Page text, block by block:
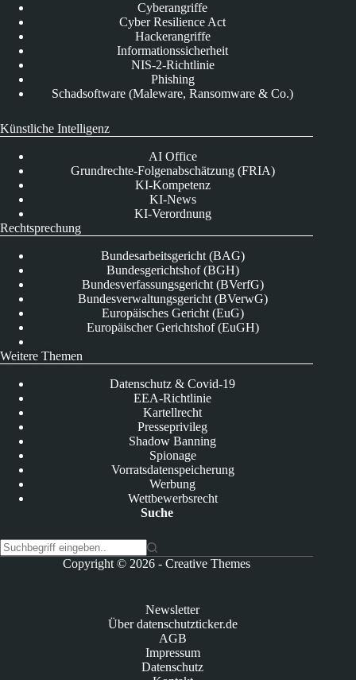
Cyberangriffe
Cyber Resilience Act
Hackerangriffe
Informationssicherheit
NIS-2-Richtlinie
Phishing
Schadsoftware (Maleware, Ransomware & Co.)
Künstliche Intelligenz
AI Office
Grundrechte-Folgenabschätzung (FRIA)
KI-Kompetenz
KI-News
KI-Verordnung
Rechtsprechung
Bundesarbeitsgericht (BAG)
Bundesgerichtshof (BGH)
Bundesverfassungsgericht (BVerfG)
Bundesverwaltungsgericht (BVerwG)
Europäisches Gericht (EuG)
Europäischer Gerichtshof (EuGH)
Weitere Themen
Datenschutz & Covid-19
EEA-Richtlinie
Kartellrecht
Presseprivileg
Shadow Banning
Spionage
Vorratsdatenspeicherung
Werbung
Wettbewerbsrecht
Suche
Copyright © 2026 -Creative Themes
Newsletter
Über datenschutzticker.de
AGB
Impressum
Datenschutz